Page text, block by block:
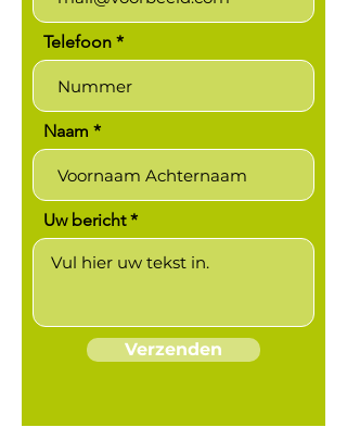
Telefoon
Naam
Uw bericht
Verzenden